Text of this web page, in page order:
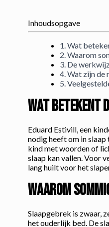
Inhoudsopgave
1. Wat
2. Waarom
3. De
4. Wat zijn de
5.
Wat betekent
Eduard Estivill, een
nodig heeft om in
kind met woorden of
slaap kan vallen. Voor
lang huilt voor het
Waarom
Slaapgebrek is zwaar,
het ouderlijk bed. De